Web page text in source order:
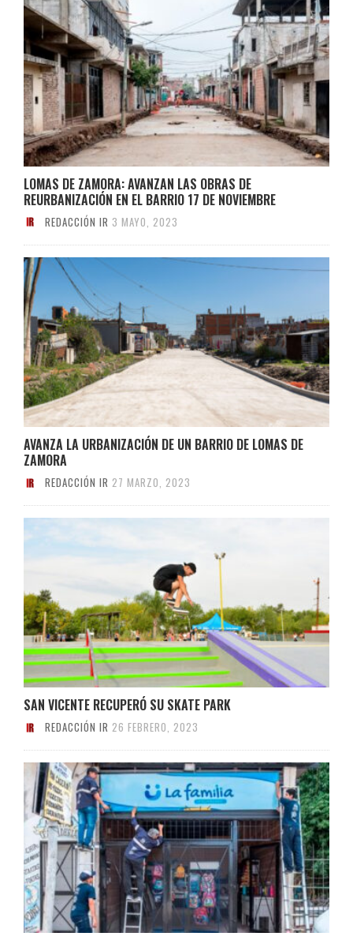
LOMAS DE ZAMORA: AVANZAN LAS OBRAS DE
REURBANIZACIÓN EN EL BARRIO 17 DE NOVIEMBRE
REDACCIÓN IR 3 MAYO, 2023
AVANZA LA URBANIZACIÓN DE UN BARRIO DE LOMAS DE
ZAMORA
REDACCIÓN IR 27 MARZO, 2023
SAN VICENTE RECUPERÓ SU SKATE PARK
REDACCIÓN IR 26 FEBRERO, 2023